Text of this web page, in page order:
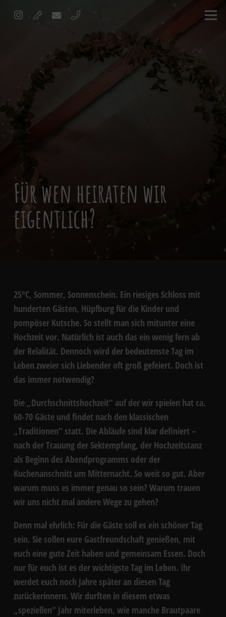
Für wen heiraten wir
eigentlich?
25°C, Sommer, Sonnenschein. Ein riesiges Schloss mit
hunderten Gästen, Hüpfburg für die Kinder und
pompöser Kutsche. So stellt man sich mitunter eine
Hochzeit vor. Natürlich ist auch das ein wenig fern ab
der Relalität. Dennoch wird der bedeutenste Tag im
Leben zweier sich Liebender oft groß gefeiert. Doch ist
das immer notwendig?
Die „Durchschnittshochzeit“ auf der wir spielen hat ca.
60-70 Gäste und findet nach den klassischen
„Traditionen“ statt. Die Abläufe sind klar definiert –
nach der Trauung der Sektempfang, der Hochzeitstanz
als Beginn des Abendprogramms oder der
Kuchenanschnitt um Mitternacht. So weit so gut. Aber
warum muss es immer genau so sein? Warum trauen
wir uns nicht mal andere Wege zu gehen?
Denn mal ehrlich: Für die Gäste soll es ein schöner Tag
sein. Sie sollen eure Gastfreundschaft genießen, mit
euch eine gute Zeit haben und gemeinsam Essen. Doch
nur für euch ist es der wichtigste Tag im Leben. Ihr
werdet euch noch Jahre später an diesen Tag
zurückerinnern. Wir durften in diesem etwas
„speziellen“ Jahr miterleben, wie manche Brautpaare